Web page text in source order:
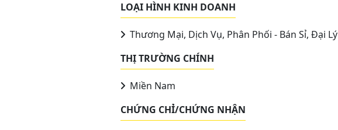
LOẠI HÌNH KINH DOANH
Thương Mại, Dịch Vụ, Phân Phối - Bán Sỉ, Đại Lý
THỊ TRƯỜNG CHÍNH
Miền Nam
CHỨNG CHỈ/CHỨNG NHẬN